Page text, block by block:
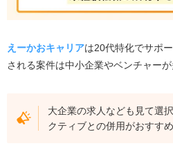
doda｜スカウト機能で待っ
リクルートエージェント｜
えーかおキャリアの口コミ
ますか？
えーかおキャリアは20代特化でサポ
される案件は中小企業やベンチャー
大企業の求人なども見て選
クティブとの併用がおすすめ